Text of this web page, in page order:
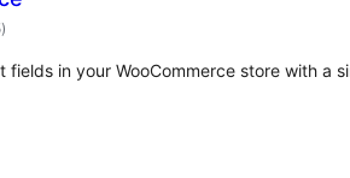
total
de
)
in your WooCommerce store with a